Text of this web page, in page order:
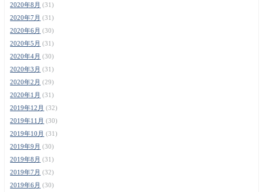
2020年8月 (31)
2020年7月 (31)
2020年6月 (30)
2020年5月 (31)
2020年4月 (30)
2020年3月 (31)
2020年2月 (29)
2020年1月 (31)
2019年12月 (32)
2019年11月 (30)
2019年10月 (31)
2019年9月 (30)
2019年8月 (31)
2019年7月 (32)
2019年6月 (30)